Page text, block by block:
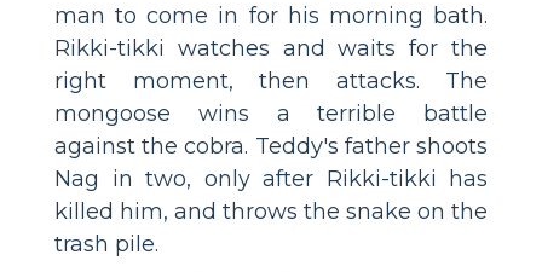
man to come in for his morning bath.
Rikki-tikki watches and waits for the
right moment, then attacks. The
mongoose wins a terrible battle
against the cobra. Teddy's father shoots
Nag in two, only after Rikki-tikki has
killed him, and throws the snake on the
trash pile.